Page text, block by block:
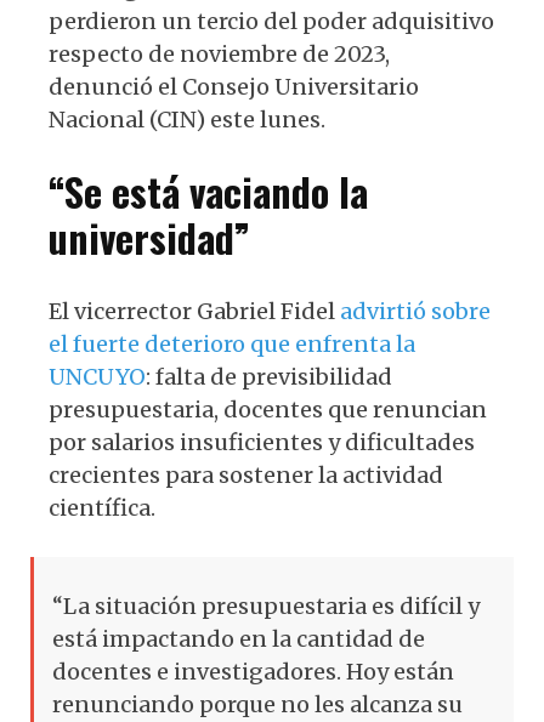
perdieron un tercio del poder adquisitivo
respecto de noviembre de 2023,
denunció el Consejo Universitario
Nacional (CIN) este lunes.
“Se está vaciando la
universidad”
El vicerrector Gabriel Fidel advirtió sobre
el fuerte deterioro que enfrenta la
UNCUYO: falta de previsibilidad
presupuestaria, docentes que renuncian
por salarios insuficientes y dificultades
crecientes para sostener la actividad
científica.
“La situación presupuestaria es difícil y
está impactando en la cantidad de
docentes e investigadores. Hoy están
renunciando porque no les alcanza su